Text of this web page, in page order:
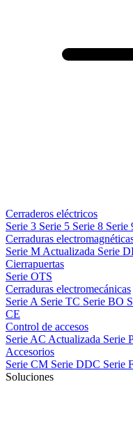
Cerraderos eléctricos
Serie 3 Serie 5 Serie 8 Serie
Cerraduras
Serie M Actualizada Serie
Cierrapuertas
Serie OTS
Cerraduras electromecánicas
Serie A Serie TC Serie BO
CE
Control de accesos
Serie AC Actualizada Serie
Accesorios
Serie CM Serie DDC Serie
Soluciones